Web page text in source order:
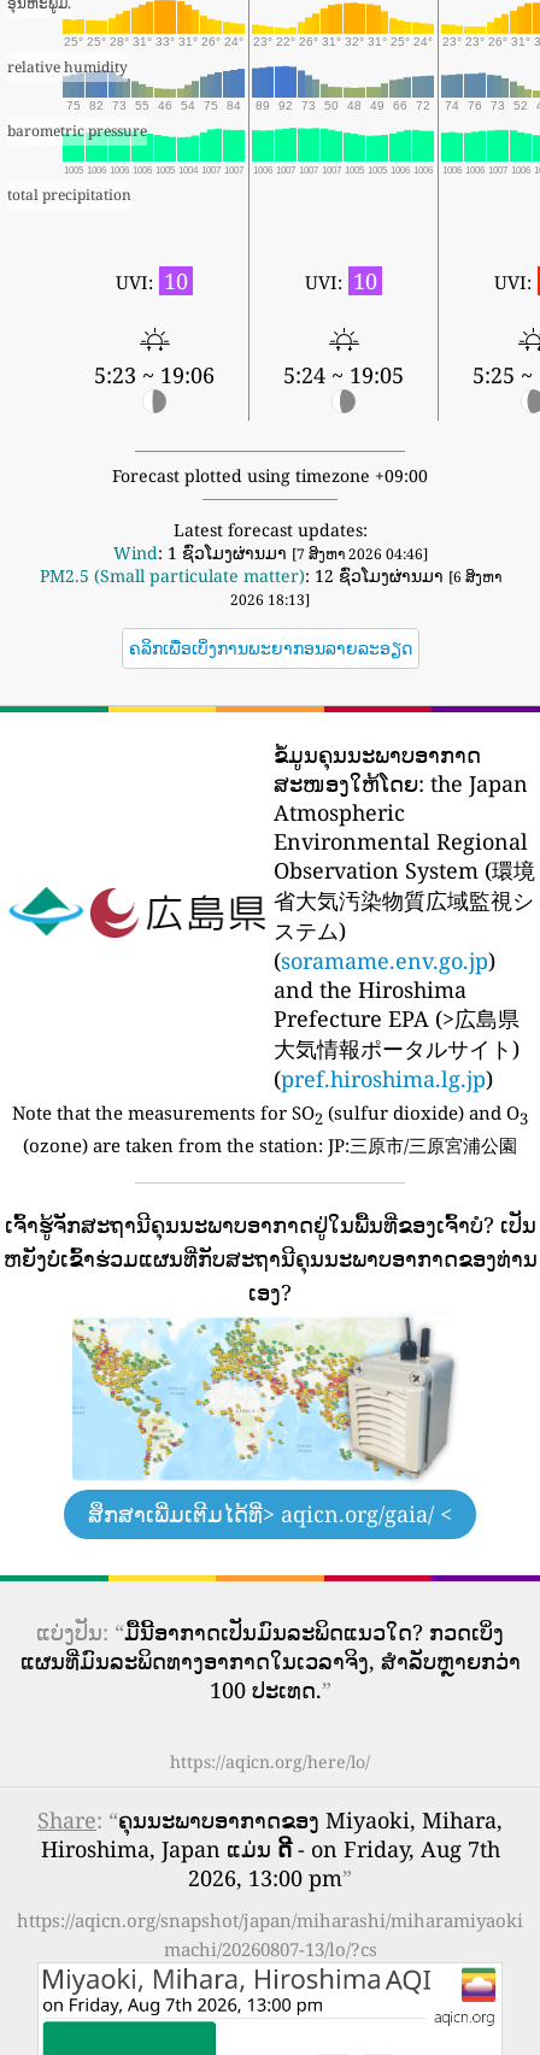
25° 25° 28° 31° 33° 31° 26° 24° 23° 22° 26° 31° 32° 31° 25° 24° 23° 23° 26° 31°
relative humidity
75 82 73 55 46 54 75 84 89 92 73 50 48 49 66 72 74 76 73 52
barometric pressure
1005 1006 1006 1006 1005 1004 1007 1007 1006 1007 1007 1007 1005 1005 1006 1006 1006 1006 1007 1006
total precipitation
UVI: 10
5:23 ~ 19:06
UVI: 10
5:24 ~ 19:05
UVI:
5:25 ~
Forecast plotted using timezone +09:00
Latest forecast updates:
Wind: 1 ຊົ່ວໂມງຜ່ານມາ [7 ສິງຫາ 2026 04:46]
PM2.5 (Small particulate matter): 12 ຊົ່ວໂມງຜ່ານມາ [6 ສິງຫາ
2026 18:13]
ຄລິກເພື່ອເບິ່ງການພະຍາກອນລາຍລະອຽດ
ຂໍ້ມູນຄຸນນະພາບອາກາດ
ສະໜອງໃຫ້ໂດຍ: the Japan
Atmospheric
Environmental Regional
Observation System (環境
省大気汚染物質広域監視シ
ステム)
(soramame.env.go.jp)
and the Hiroshima
Prefecture EPA (>広島県
大気情報ポータルサイト)
(pref.hiroshima.lg.jp)
Note that the measurements for SO2 (sulfur dioxide) and O3
(ozone) are taken from the station: JP:三原市/三原宮浦公園
ເຈົ້າຮູ້ຈັກສະຖານີຄຸນນະພາບອາກາດຢູ່ໃນພື້ນທີ່ຂອງເຈົ້າບໍ? ເປັນ
ຫຍັງບໍ່ເຂົ້າຮ່ວມແຜນທີ່ກັບສະຖານີຄຸນນະພາບອາກາດຂອງທ່ານ
ເອງ?
ສຶກສາເພີ່ມເຕີມໄດ້ທີ່> aqicn.org/gaia/ <
ແບ່ງປັນ: “ມື້ນີ້ອາກາດເປັນມົນລະພິດແນວໃດ? ກວດເບິ່ງ
ແຜນທີ່ມົນລະພິດທາງອາກາດໃນເວລາຈິງ, ສໍາລັບຫຼາຍກວ່າ
100 ປະເທດ.”
https://aqicn.org/here/lo/
Share: “ຄຸນນະພາບອາກາດຂອງ Miyaoki, Mihara,
Hiroshima, Japan ແມ່ນ ດີ- on Friday, Aug 7th
2026, 13:00 pm”
https://aqicn.org/snapshot/japan/miharashi/miharamiyaoki
machi/20260807-13/lo/?cs